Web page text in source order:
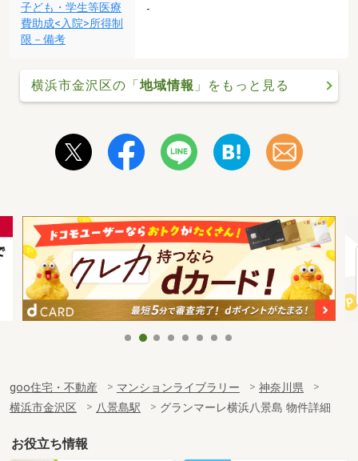
子ども・学生等医療
費助成<入院>所得制
限－備考
-
横浜市金沢区の「地域情報 」をもっと見る
goo住宅・不動産 マンションライブラリー
神奈川県
横浜市金沢区
八景島駅 グランマーレ横浜八景島 物件詳細
お役立ち情報